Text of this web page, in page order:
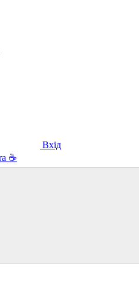
Вхід